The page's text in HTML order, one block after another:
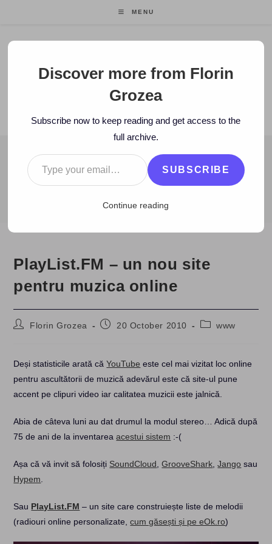
MENU
Florin Grozea
ENTREPRENEUR. FOUNDER/CEO MOCAPP.
BLOG
2010 > October > 20 > www PlayList.FM – un nou site pentru
PlayList.FM – un nou site
pentru muzica online
PostFlorin Grozea
Post20 October 2010
Postwww
Deși statisticile arată căYouTube este cel mai vizitat loc online
pentru ascultătorii de muzică adevărul este că site-ul pune
accent pe clipuri video iar calitatea muzicii este jalnică.
Abia de câteva luni au dat drumul la modul stereo… Adică după
75 de ani de la inventareaacestui sistem :-(
Așa că vă invit să folosiți SoundCloud ,GrooveShark ,Jango sau
Hypem
Sau PlayList.FM – un site care construiește liste de melodii
(radiouri online personalizate,cum găsești și pe eOk.ro)
Discover more from Florin
Grozea
Subscribe now to keep reading and get access to the
full archive.
Type your email…
SUBSCRIBE
Continue reading